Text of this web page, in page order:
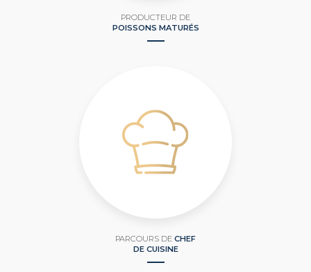
PRODUCTEUR DE
POISSONS MATURÉS
PARCOURS DE CHEF
DE CUISINE